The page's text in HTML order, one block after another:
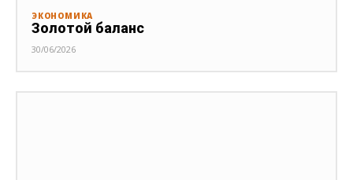
ЭКОНОМИКА
Золотой баланс
30/06/2026